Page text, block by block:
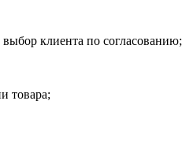
выбор клиента по согласованию;
товара;